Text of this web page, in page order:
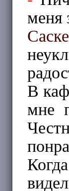
меня
Саске
В
мне